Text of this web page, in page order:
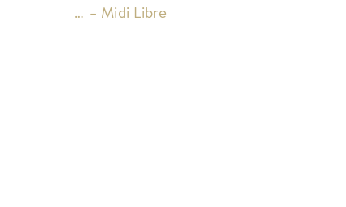
… – Midi Libre